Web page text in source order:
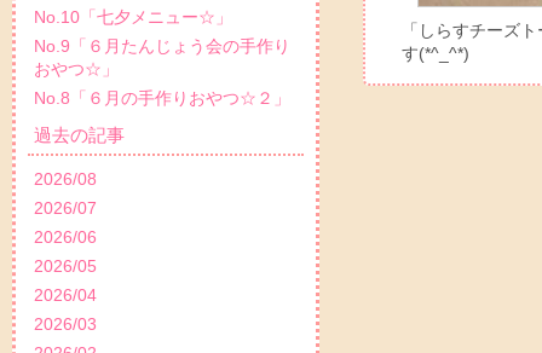
No.10「七夕メニュー☆」
No.9「６月たんじょう会の手作り
おやつ☆」
No.8「６月の手作りおやつ☆２」
過去の記事
2026/08
2026/07
2026/06
2026/05
2026/04
2026/03
「しらすチーズ
す(*^_^*)